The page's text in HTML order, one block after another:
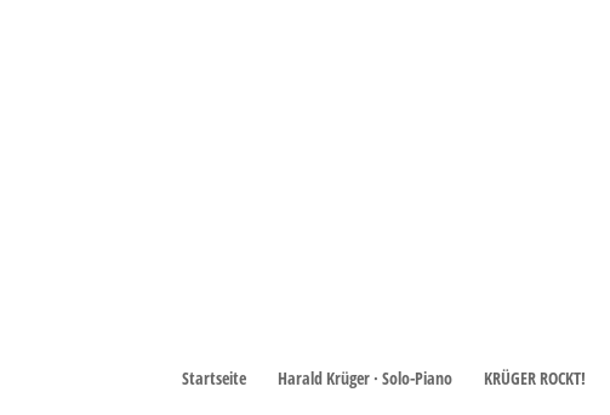
Startseite Harald Krüger · Solo-Piano KRÜGER ROCKT!